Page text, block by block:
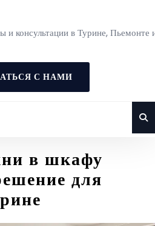
и консультации в Турине, Пьемонте
С НАМИ
в шкафу
для